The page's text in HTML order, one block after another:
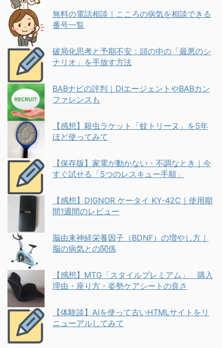
無料の電話相談｜こころの病気を相談できる
番号一覧
破局化思考と予期不安：頭の中の「最悪のシ
ナリオ」を手放す方法
BABナビの評判｜DIエージェントやBABカン
ファレンスも
【感想】殺虫ラケット「蚊トリーヌ」を5年
ほど使ってみて
【保存版】家電が動かない・不調なとき｜今
すぐ試せる「5つのレスキュー手順」
【感想】DIGNOR ケータイ KY-42C｜使用期
間1週間のレビュー
脳由来神経栄養因子（BDNF）の増やし方｜
脳の病気との関係
【感想】MTG「スタイルプレミアム」 購入
理由・座り方・姿勢ケアシートの良さ
【体験談】AIを使って古いHTMLサイトをリ
ニューアルしてみて